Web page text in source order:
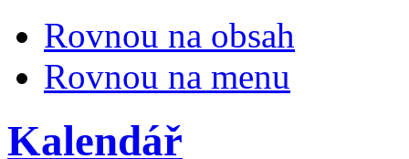
Rovnou na obsah
Rovnou na menu
Kalendář